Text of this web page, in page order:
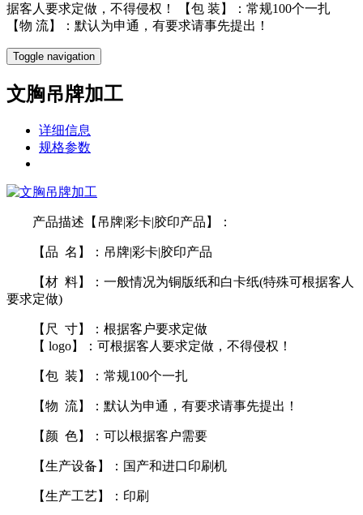
据客人要求定做，不得侵权！ 【包 装】：常规100个一扎
【物 流】：默认为申通，有要求请事先提出！
Toggle navigation
文胸吊牌加工
详细信息
规格参数
产品描述【吊牌|彩卡|胶印产品】：
【品 名】：吊牌|彩卡|胶印产品
【材 料】：一般情况为铜版纸和白卡纸(特殊可根据客人
要求定做)
【尺 寸】：根据客户要求定做
【 logo】：可根据客人要求定做，不得侵权！
【包 装】：常规100个一扎
【物 流】：默认为申通，有要求请事先提出！
【颜 色】：可以根据客户需要
【生产设备】：国产和进口印刷机
【生产工艺】：印刷